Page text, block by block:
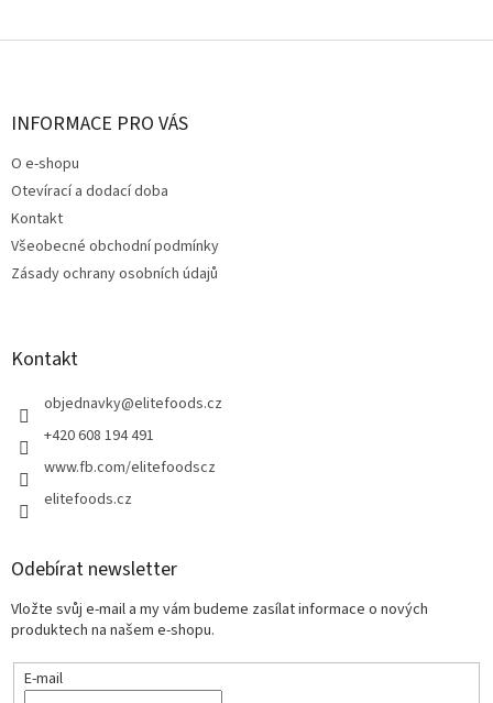
Z
INFORMACE PRO VÁS
O e-shopu
Otevírací a dodací doba
Kontakt
Všeobecné obchodní podmínky
Zásady ochrany osobních údajů
Kontakt
objednavky@elitefoods.cz
+420 608 194 491
www.fb.com/elitefoodscz
elitefoods.cz
Odebírat newsletter
Vložte svůj e-mail a my vám budeme zasílat informace o nových
produktech na našem e-shopu.
E-mail